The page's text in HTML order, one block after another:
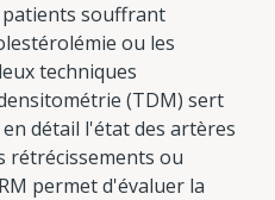
patients souffrant
ou les
techniques
(TDM) sert
détail l'état des artères
rétrécissements ou
permet d'évaluer la